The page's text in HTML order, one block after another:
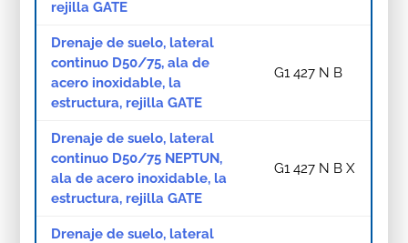
rejilla GATE
Drenaje de suelo, lateral
continuo D50/75, ala de
acero inoxidable, la
estructura, rejilla GATE
G1 427 N B
Drenaje de suelo, lateral
continuo D50/75 NEPTUN,
ala de acero inoxidable, la
estructura, rejilla GATE
G1 427 N B X
Drenaje de suelo, lateral